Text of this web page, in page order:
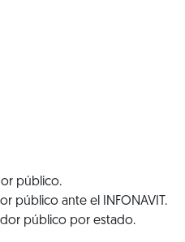
público.
público ante el INFONAVIT.
público por estado.